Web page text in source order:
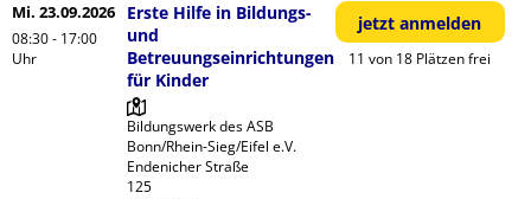
Mi. 23.09.2026
08:30 - 17:00
Uhr
Erste Hilfe in Bildungs-
und
Betreuungseinrichtungen
für Kinder
Bildungswerk des ASB
Bonn/Rhein-Sieg/Eifel e.V.
Endenicher Straße
125
jetzt anmelden
11 von 18 Plätzen frei